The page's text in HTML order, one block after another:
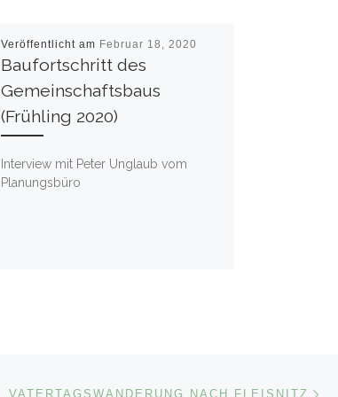
Veröffentlicht am Februar 18, 2020
Baufortschritt des
Gemeinschaftsbaus
(Frühling 2020)
Inter­view mit Peter Ung­laub vom
Planungsbüro
VATERTAGSWANDERUNG NACH FLEISNITZ